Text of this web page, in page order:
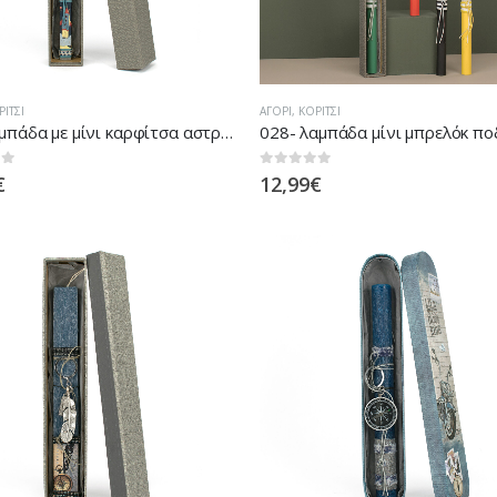
026-λαμπάδα με μίνι καρφίτσα αστροναύτη
ΑΓΌΡΙ, ΚΟΡΊΤΣΙ
0out of 5
12,99€